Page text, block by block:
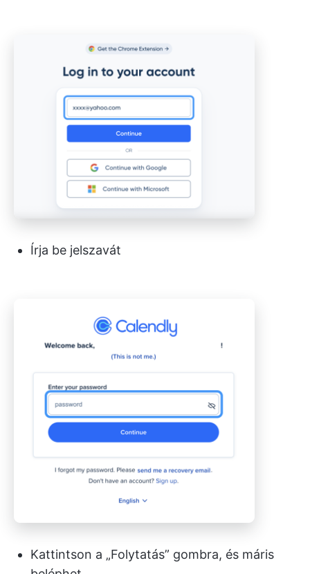
Írja be jelszavát
Kattintson a „Folytatás” gombra, és máris